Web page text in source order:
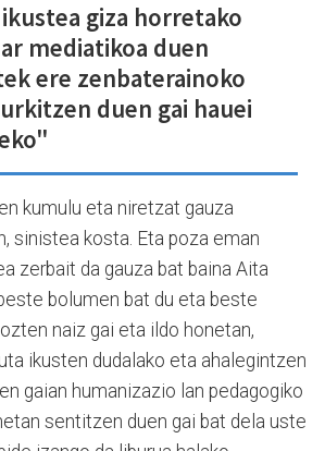
giza horretako
mediatikoa duen
ere zenbaterainoko
duen gai hauei
kumulu eta niretzat gauza
sinistea kosta. Eta poza eman
zerbait da gauza bat baina Aita
bolumen bat du eta beste
naiz gai eta ildo honetan,
ikusten dudalako eta ahalegintzen
gaian humanizazio lan pedagogiko
sentitzen duen gai bat dela uste